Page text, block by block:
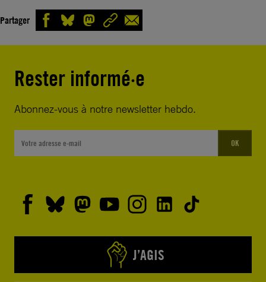
Partager
Rester informé·e
Abonnez-vous à notre newsletter hebdo.
OK
J’AGIS